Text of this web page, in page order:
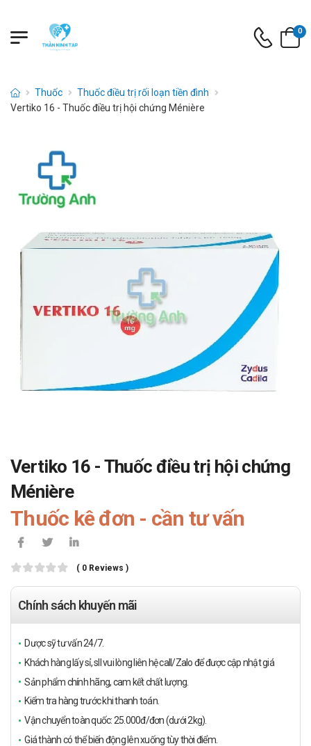
0
Thuốc
Thuốc điều trị rối loạn tiền đình
Vertiko 16 - Thuốc điều trị hội chứng Ménière
Vertiko 16 - Thuốc điều trị hội chứng
Ménière
Thuốc kê đơn - cần tư vấn
( 0 Reviews )
Chính sách khuyến mãi
Dược sỹ tư vấn 24/7.
Khách hàng lấy sỉ, sll vui lòng liên hệ call/Zalo để được cập nhật giá
Sản phẩm chính hãng, cam kết chất lượng.
Kiểm tra hàng trước khi thanh toán.
Vận chuyển toàn quốc: 25.000đ/đơn (dưới 2kg).
Giá thành có thể biến động lên xuống tùy thời điểm.